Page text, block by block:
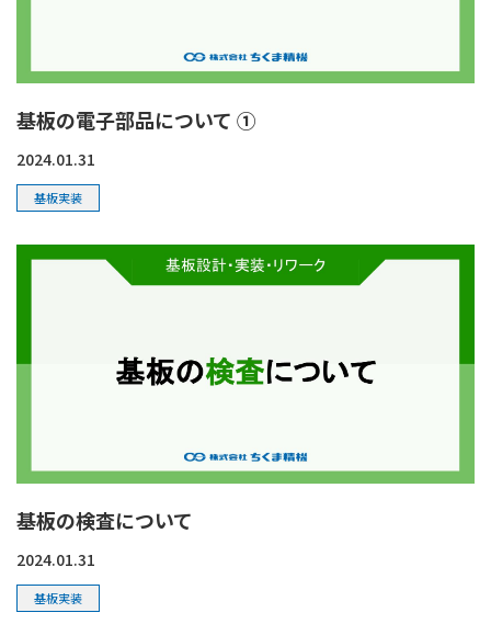
基板の電子部品について ①
2024.01.31
基板実装
基板の検査について
2024.01.31
基板実装